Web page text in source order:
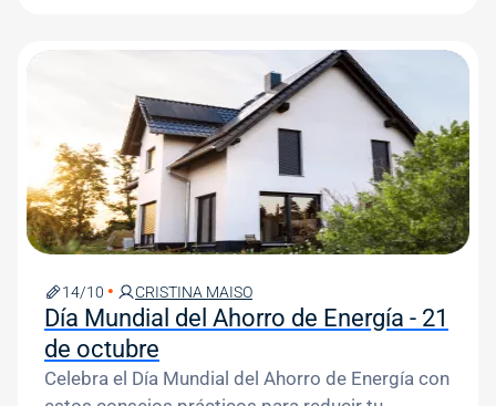
14/10 CRISTINA MAISO
Día Mundial del Ahorro de Energía - 21
de octubre
Celebra el Día Mundial del Ahorro de Energía con